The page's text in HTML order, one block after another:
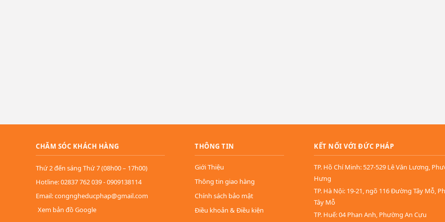
CHĂM SÓC KHÁCH HÀNG
Thứ 2 đến sáng Thứ 7 (08h00 – 17h00)
Hotline: 02837 762 039 - 0909138114
Email: congngheducphap@gmail.com
Xem bản đồ Google
THÔNG TIN
Giới Thiệu
Thông tin giao hàng
Chính sách bảo mật
Điều khoản & Điều kiện
KẾT NỐI VỚI ĐỨC PHÁP
TP. Hồ Chí Minh: 527-529 Lê Văn Lương,
Hưng
TP. Hà Nội: 19-21, ngõ 116 Đường Tây Mỗ,
Tây Mỗ
TP. Huế: 04 Phan Anh, Phường An Cựu